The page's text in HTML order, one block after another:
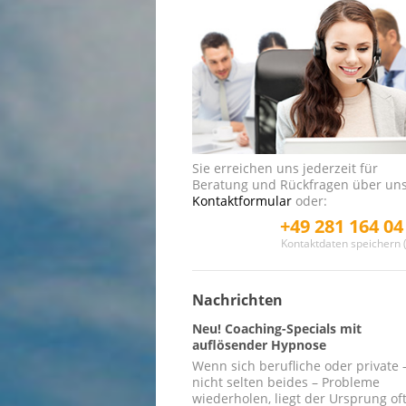
Anwendungsgebiete
Aufbau
Ablauf der Datenerfassung
Sie erreichen uns jederzeit für
Beratung und Rückfragen über
Kontaktformular oder:
+49 281 164
Kontaktdaten speichern
Nachrichten
Neu! Coaching-Specials mit
auflösender Hypnose
Wenn sich berufliche oder private
nicht selten beides – Probleme
wiederholen, liegt der Ursprung oft